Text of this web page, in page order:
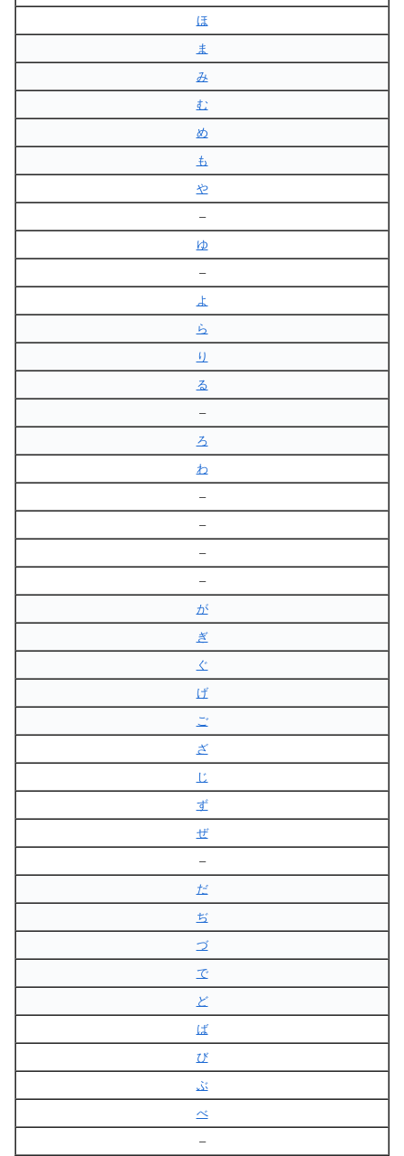
ほ
ま
み
む
め
も
や
–
ゆ
–
よ
ら
り
る
–
ろ
わ
–
–
–
–
が
ぎ
ぐ
げ
ご
ざ
じ
ず
ぜ
–
だ
ぢ
づ
で
ど
ば
び
ぶ
べ
–